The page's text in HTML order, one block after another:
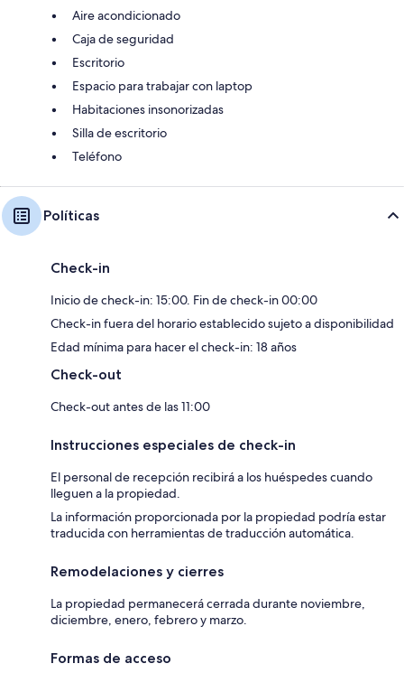
Aire acondicionado
Caja de seguridad
Escritorio
Espacio para trabajar con laptop
Habitaciones insonorizadas
Silla de escritorio
Teléfono
Políticas
Check-in
Inicio de check-in: 15:00. Fin de check-in 00:00
Check-in fuera del horario establecido sujeto a disponibilidad
Edad mínima para hacer el check-in: 18 años
Check-out
Check-out antes de las 11:00
Instrucciones especiales de check-in
El personal de recepción recibirá a los huéspedes cuando
lleguen a la propiedad.
La información proporcionada por la propiedad podría estar
traducida con herramientas de traducción automática.
Remodelaciones y cierres
La propiedad permanecerá cerrada durante noviembre,
diciembre, enero, febrero y marzo.
Formas de acceso